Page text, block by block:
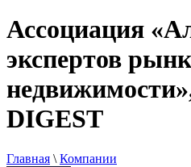
Ассоциация
экспертов
DIGEST
Главная \ Компании